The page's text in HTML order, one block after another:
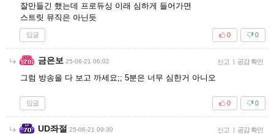
잘만들긴 했는데 프로듀싱 이래 심하게 들어가면
스트릿 뮤직은 아닌듯
답글 0
0
금은보 25-06-21 06:02 신고 | 공감 확인
그럼 방송을 다 보고 까세요;; 5분은 너무 심한거 아니오
답글 0
0
UD좌절 25-06-21 09:30 신고 | 공감 확인